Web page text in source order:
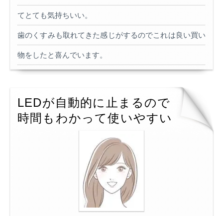
てとても気持ちいい。
歯のくすみも取れてきた感じがするのでこれは良い買い
物をしたと喜んでいます。
LEDが自動的に止まるので
時間もわかって使いやすい